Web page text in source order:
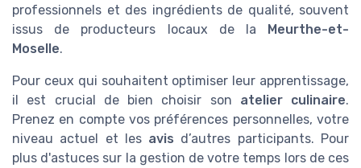
professionnels et des ingrédients de qualité, souvent
issus de producteurs locaux de la Meurthe-et-
Moselle.
Pour ceux qui souhaitent optimiser leur apprentissage,
il est crucial de bien choisir son atelier culinaire.
Prenez en compte vos préférences personnelles, votre
niveau actuel et les avis d’autres participants. Pour
plus d'astuces sur la gestion de votre temps lors de ces